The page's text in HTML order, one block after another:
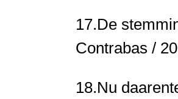
17.De
Contrabas /
18.Nu